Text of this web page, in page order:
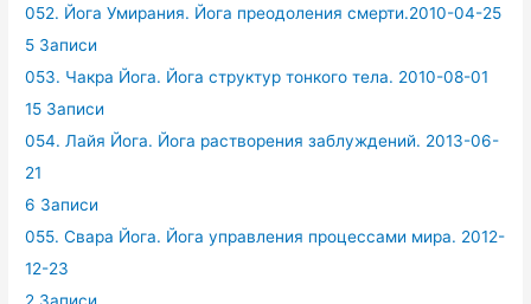
052. Йога Умирания. Йога преодоления смерти.2010-04-25
5 Записи
053. Чакра Йога. Йога структур тонкого тела. 2010-08-01
15 Записи
054. Лайя Йога. Йога растворения заблуждений. 2013-06-
21
6 Записи
055. Свара Йога. Йога управления процессами мира. 2012-
12-23